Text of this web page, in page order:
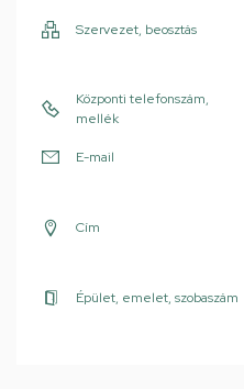
Szervezet, beosztás
Központi telefonszám,
mellék
E-mail
Cím
Épület, emelet, szobaszám